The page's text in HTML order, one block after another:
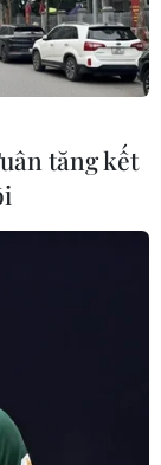
tăng kết